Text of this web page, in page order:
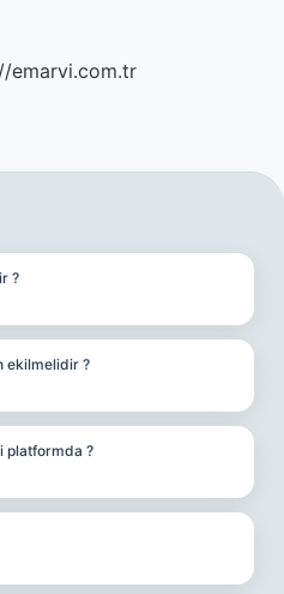
emarvi.com.tr
?
ekilmelidir ?
platformda ?